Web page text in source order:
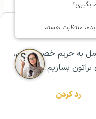
شما هستند!
به حریم خصوصیتون،
بسازیم.
رد کردن
رزرو مشاوره تخصصی